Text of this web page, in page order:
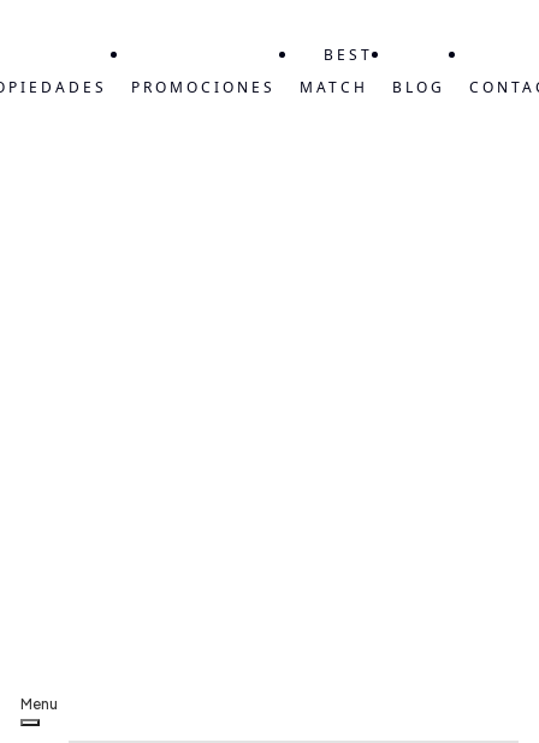
PROMOCIONES
BEST
MATCH
BLOG
Menu